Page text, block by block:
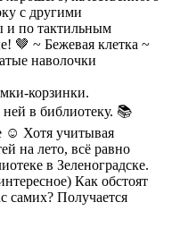
с другими
и по тактильным
🤎 ~ Бежевая клетка ~
наволочки
корзинки.
ней в библиотеку. 📚
☺️ Хотя учитывая
на лето, всё равно
в Зеленоградске.
Как обстоят
самих? Получается